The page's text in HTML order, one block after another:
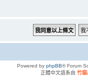
Powered by phpBB® Forum
正體中文語系由 竹貓